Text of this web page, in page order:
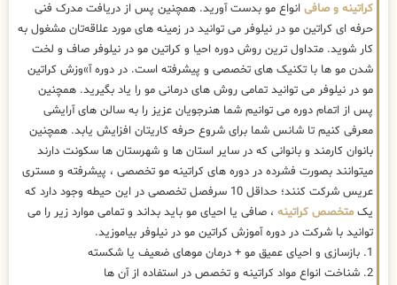
کراتینه و صافی انواع مو بدست آورید. همچنین پس از دریافت مدرک فنی
حرفه ای کراتین مو در نیلوفر می توانید در زمینه های مورد علاقه‌تان مشغول به
کار شوید. متداول ترین روش دوره احیا و کراتین مو در نیلوفر صاف و لخت
شدن مو ها با تکنیک های تخصصی و پیشرفته است. در دوره آ»وزش کراتین
مو در نیلوفر می توانید تمامی روش های درمانی مو را یاد بگیرید. همچنین
پس از اتمام دوره می توانیم شما هنرجویان عزیز را به سالن های آرایشی
معرفی کنیم تا شانس شما برای شروع حرفه کاریتان افزایش یابد. همچنین
بانوان کارمند و بانوانی که در سایر استان ها و شهرستان ها سکونت دارند
میتوانند بصورت فشرده در دوره های کراتینه مو تخصصی ، پیشرفته و مستری
عریس شرکت کنند؛ حداقل 10 سرفصل تخصصی در این حیطه وجود دارد که
یک متخصص کراتینه ، صافی یا احیای مو باید بداند و تمامی موارد زیر را می
توانید با شرکت در دوره آموزش کراتین مو در نیلوفر بیاموزید.
1. بازسازی و احیای عمیق مو + درمان موهای ضعیف یا شکسته
2. شناخت انواع مواد کراتینه و تخصص در استفاده از آن ها